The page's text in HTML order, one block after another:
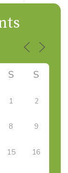
S S
1 2
8 9
15 16